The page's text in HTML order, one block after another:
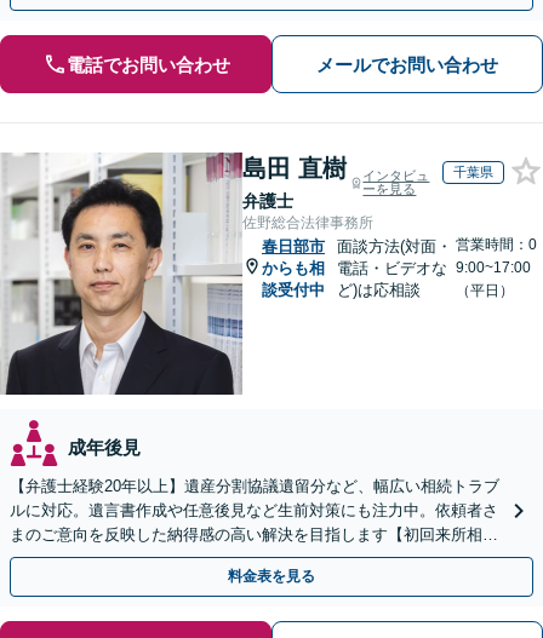
電話でお問い合わせ メールでお問い合わせ
島田 直樹
弁護士
インタビュ
ーを見る
千葉県
佐野総合法律事務所
春日部市
からも相
談受付中
面談方法(対面・
電話・ビデオな
ど)は応相談
営業時間：0
9:00~17:00
（平日）
成年後見
【弁護士経験20年以上】遺産分割協議遺留分など、幅広い相続トラブ
ルに対応。遺言書作成や任意後見など生前対策にも注力中。依頼者さ
まのご意向を反映した納得感の高い解決を目指します【初回来所相談
無料】【電話相談・web面談可】【千葉中央駅5分】
料金表を見る